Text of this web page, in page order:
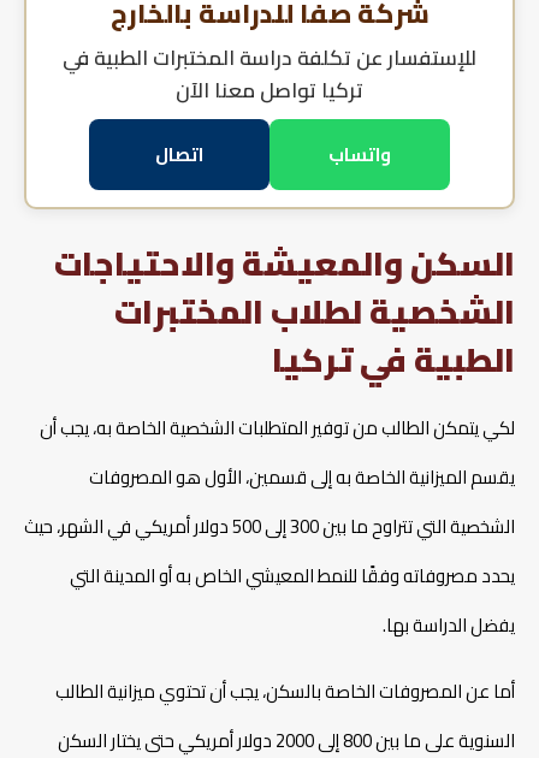
شركة صفا للدراسة بالخارج
للإستفسار عنتكلفة دراسة المختبرات الطبية في
تركياتواصل معنا الآن
واتساب اتصال
السكن والمعيشة والاحتياجات
الشخصية لطلاب المختبرات
الطبية في تركيا
لكي يتمكن الطالب من توفير المتطلبات الشخصية الخاصة به، يجب أن
يقسم الميزانية الخاصة به إلى قسمين، الأول هو المصروفات
الشخصية التي تتراوح ما بين 300 إلى 500 دولار أمريكي في الشهر، حيث
يحدد مصروفاته وفقًا للنمط المعيشي الخاص به أو المدينة التي
يفضل الدراسة بها.
أما عن المصروفات الخاصة بالسكن، يجب أن تحتوي ميزانية الطالب
السنوية على ما بين 800 إلى 2000 دولار أمريكي حتى يختار السكن